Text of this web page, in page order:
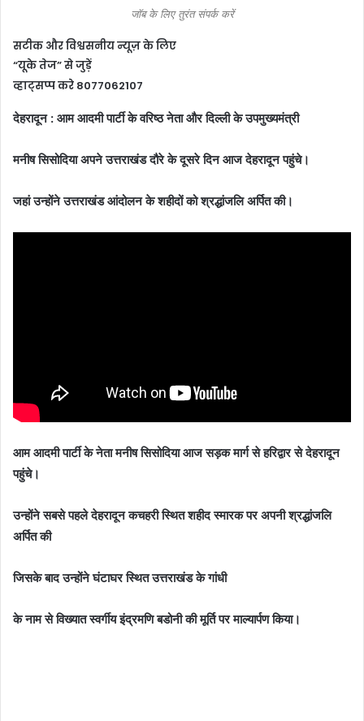
जॉब के लिए तुरंत संपर्क करें
सटीक और विश्वसनीय न्यूज़ के लिए
“यूके तेज” से जुड़ें
व्हाट्सप्प करे 8077062107
देहरादून : आम आदमी पार्टी के वरिष्ठ नेता और दिल्ली के उपमुख्यमंत्री
मनीष सिसोदिया अपने उत्तराखंड दौरे के दूसरे दिन आज देहरादून पहुंचे।
जहां उन्होंने उत्तराखंड आंदोलन के शहीदों को श्रद्धांजलि अर्पित की।
आम आदमी पार्टी के नेता मनीष सिसोदिया आज सड़क मार्ग से हरिद्वार से देहरादून
पहुंचे।
उन्होंने सबसे पहले देहरादून कचहरी स्थित शहीद स्मारक पर अपनी श्रद्धांजलि
अर्पित की
जिसके बाद उन्होंने घंटाघर स्थित उत्तराखंड के गांधी
के नाम से विख्यात स्वर्गीय इंद्रमणि बडोनी की मूर्ति पर माल्यार्पण किया।